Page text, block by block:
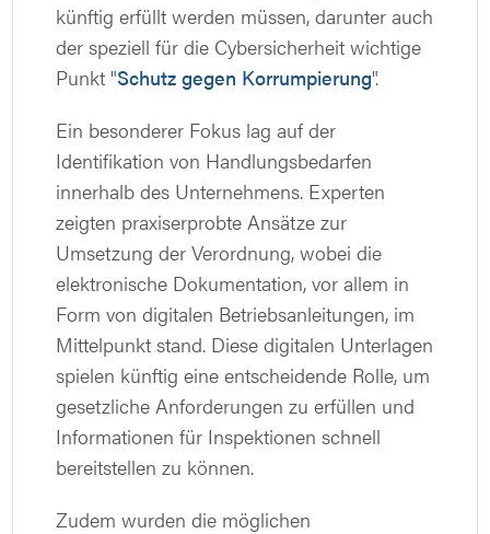
künftig erfüllt werden müssen, darunter auch
der speziell für die Cybersicherheit wichtige
Punkt "Schutz gegen Korrumpierung".
Ein besonderer Fokus lag auf der
Identifikation von Handlungsbedarfen
innerhalb des Unternehmens. Experten
zeigten praxiserprobte Ansätze zur
Umsetzung der Verordnung, wobei die
elektronische Dokumentation, vor allem in
Form von digitalen Betriebsanleitungen, im
Mittelpunkt stand. Diese digitalen Unterlagen
spielen künftig eine entscheidende Rolle, um
gesetzliche Anforderungen zu erfüllen und
Informationen für Inspektionen schnell
bereitstellen zu können.
Zudem wurden die möglichen